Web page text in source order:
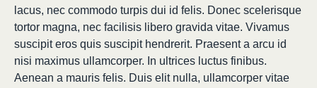
lacus, nec commodo turpis dui id felis. Donec scelerisque
tortor magna, nec facilisis libero gravida vitae. Vivamus
suscipit eros quis suscipit hendrerit. Praesent a arcu id
nisi maximus ullamcorper. In ultrices luctus finibus.
Aenean a mauris felis. Duis elit nulla, ullamcorper vitae